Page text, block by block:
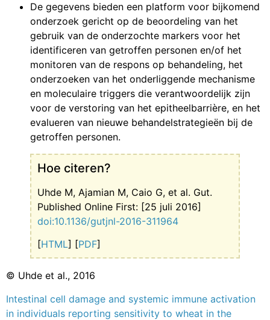
De gegevens bieden een platform voor bijkomend
onderzoek gericht op de beoordeling van het
gebruik van de onderzochte markers voor het
identificeren van getroffen personen en/of het
monitoren van de respons op behandeling, het
onderzoeken van het onderliggende mechanisme
en moleculaire triggers die verantwoordelijk zijn
voor de verstoring van het epitheelbarrière, en het
evalueren van nieuwe behandelstrategieën bij de
getroffen personen.
Hoe citeren?
Uhde M, Ajamian M, Caio G, et al. Gut.
Published Online First: [25 juli 2016]
doi:10.1136/gutjnl-2016-311964
[HTML] [PDF]
© Uhde et al., 2016
Intestinal cell damage and systemic immune activation
in individuals reporting sensitivity to wheat in the